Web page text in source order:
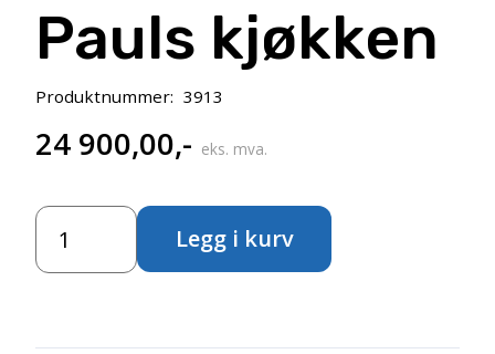
Pauls kjøkken
Produktnummer: 3913
24 900,00,- eks. mva.
Pauls
kjøkken
antall
Legg i kurv